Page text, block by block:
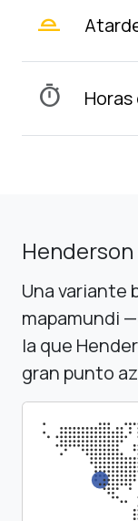
wb_twilight_2
timer
Una variante
mapamundi
la que
gran punto